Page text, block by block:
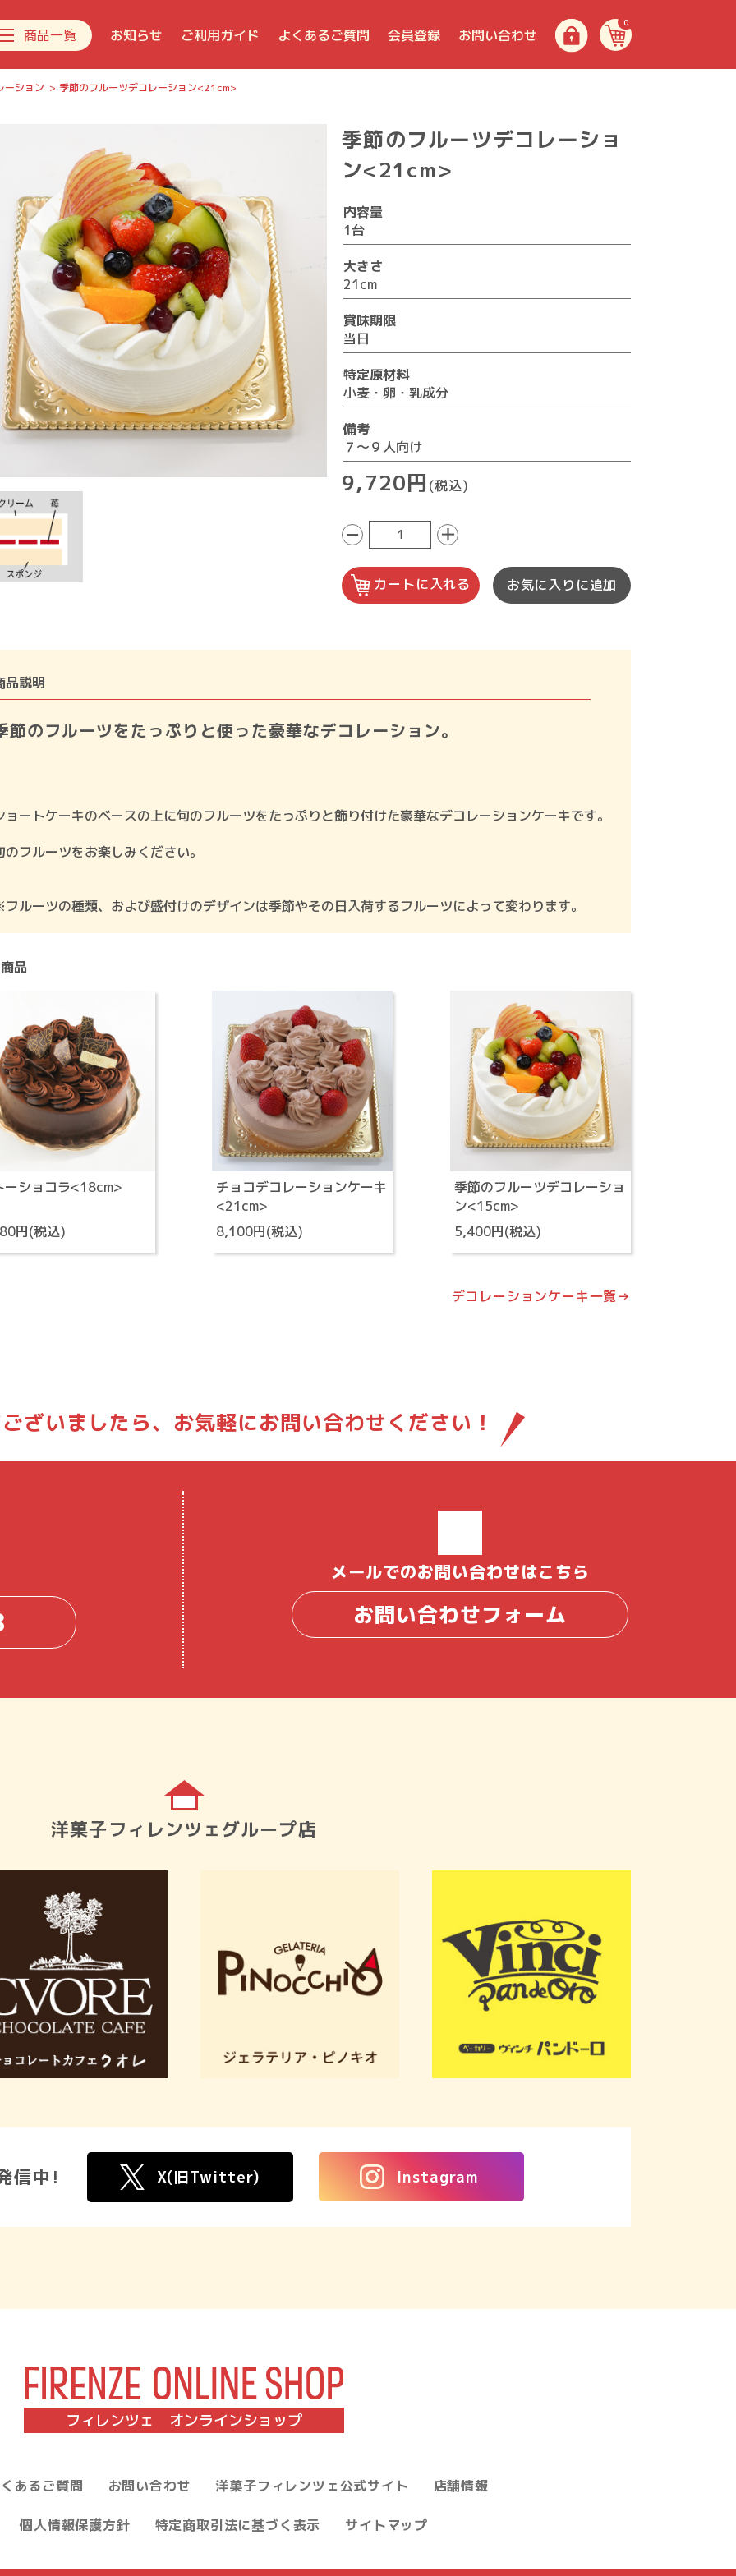
商品一覧
焼き菓子
チョコレート
おすすめギフト
ジェラート
お知らせ ご利用ガイド よくあるご質問 会員登録 お問い合わせ
0
ーション 季節のフルーツデコレーション<21cm>
季節のフルーツデコレーショ
ン<21cm>
内容量
1台
大きさ
21cm
賞味期限
当日
特定原材料
小麦・卵・乳成分
備考
７～９人向け
9,720円 (税込)
− ＋
カートに入れる お気に入りに追加
品説明
節のフルーツをたっぷりと使った豪華なデコレーション。
ョートケーキのベースの上に旬のフルーツをたっぷりと飾り付けた豪華なデコレーションケーキです。
のフルーツをお楽しみください。
ルーツの種類、および盛付けのデザインは季節やその日入荷するフルーツによって変わります。
品
ーショコラ<18cm>
円(税込)
チョコデコレーションケーキ
<21cm>
8,100円(税込)
季節のフルーツデコレーショ
ン<15cm>
5,400円(税込)
デコレーションケーキ一覧→
ざいましたら、 お気軽にお問い合わせください！
メールでのお問い合わせはこちら
お問い合わせフォーム
洋菓子フィレンツェグループ店
信中! X(旧Twitter) Instagram
フィレンツェ オンラインショップ
あるご質問 お問い合わせ 洋菓子フィレンツェ公式サイト 店舗情報
個人情報保護方針 特定商取引法に基づく表示 サイトマップ